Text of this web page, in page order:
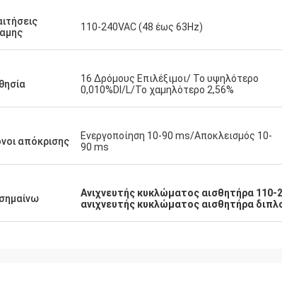
Μπρούκ
Νόρμαν... μόλις θυμήθηκα ότι δεν
αντικείμενο (υποθέτοντας ότι
για τα επόμενα 10 χρόνια
110-240VAC (48 έως 63Hz)
16 Δρόμους Επιλέξιμοι/ Το υψηλότερο
0,010%Dl/L/Το χαμηλότερο 2,56%
απόκρισης
Ενεργοποίηση 10-90 ms/Αποκλεισμός 10-
90 ms
Ανιχνευτής κυκλώματος αισθητήρα 110-
ανιχνευτής κυκλώματος αισθητήρα